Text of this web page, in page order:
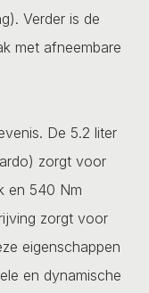
Verder is de
met afneembare
De 5.2 liter
zorgt voor
en 540 Nm
zorgt voor
eigenschappen
en dynamische